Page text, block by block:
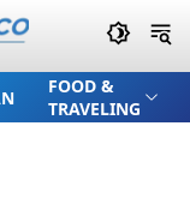
FOOD &
TRAVELING